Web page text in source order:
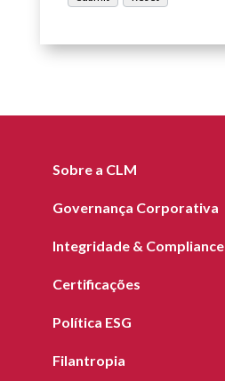
Sobre a CLM
Governança Corporativa
Integridade & Compliance
Certificações
Política ESG
Filantropia